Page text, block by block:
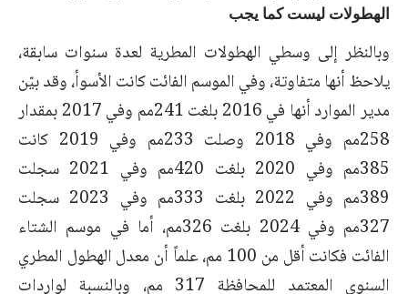
الهطولات ليست كما يجب
وبالنظر إلى وسطي الهطولات المطرية لعدة سنوات سابقة،
يلاحظ أنها متفاوتة، وفي الموسم الفائت كانت الأسوأ، وقد بيّن
مدير الموارد أنها في 2016 بلغت 241مم وفي 2017 بمقدار
258مم وفي 2018 وصلت 233مم وفي 2019 كانت
385مم وفي 2020 بلغت 420مم وفي 2021 سجلت
389مم وفي 2022 بلغت 333مم وفي 2023 سجلت
327مم وفي 2024 بلغت 326مم، أما في موسم الشتاء
الفائت فكانت أقل من 100 مم، علماً أن معدل الهطول المطري
السنوي المعتمد للمحافظة 317 مم، وبالنسبة لواردات